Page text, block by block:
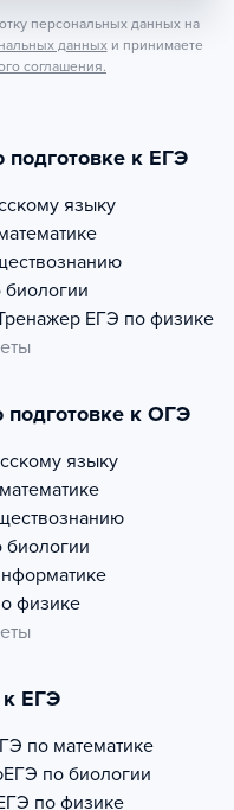
персональных данных на
данных и принимаете
соглашения.
подготовке к ЕГЭ
языку
ЕГЭ по физике
подготовке к ОГЭ
языку
физике
к ЕГЭ
по математике
ЕГЭ по биологии
по физике